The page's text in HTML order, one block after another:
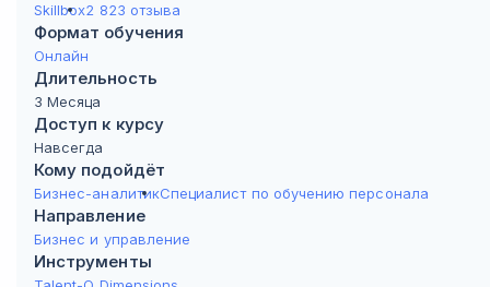
Skillbox2 823 отзыва
Формат обучения
Онлайн
Длительность
3 Месяца
Доступ к курсу
Навсегда
Кому подойдёт
Бизнес-аналитикСпециалист по обучению персонала
Направление
Бизнес и управление
Инструменты